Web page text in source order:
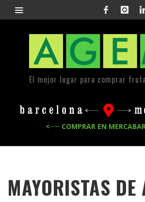
El mejor lugar para comprar
<····· COMPRAR EN
MAYORISTAS DE